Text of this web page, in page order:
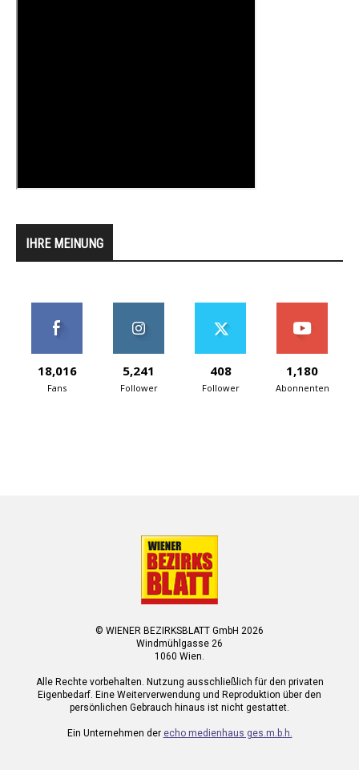
IHRE MEINUNG
18,016
Fans
5,241
Follower
408
Follower
1,180
Abonnenten
© WIENER BEZIRKSBLATT GmbH 2026
Windmühlgasse 26
1060 Wien.
Alle Rechte vorbehalten. Nutzung ausschließlich für den privaten
Eigenbedarf. Eine Weiterverwendung und Reproduktion über den
persönlichen Gebrauch hinaus ist nicht gestattet.
Ein Unternehmen der echo medienhaus ges.m.b.h.